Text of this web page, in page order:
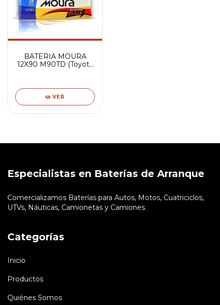
BATERIA MOURA
12X90 M90TD (Toyota
VER
Especialistas en Baterías de Arranque
Comercializamos Baterías para Autos, Motos, Cuatriciclos,
UTVs, Náuticas, Camionetas y Camiones.
Categorías
Inicio
Productos
Quiénes Somos